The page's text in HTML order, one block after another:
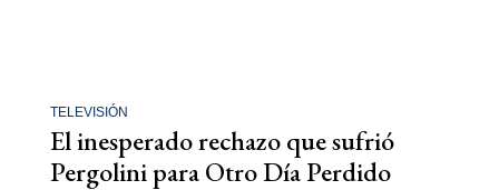
TELEVISIÓN
El inesperado rechazo que sufrió
Pergolini para Otro Día Perdido